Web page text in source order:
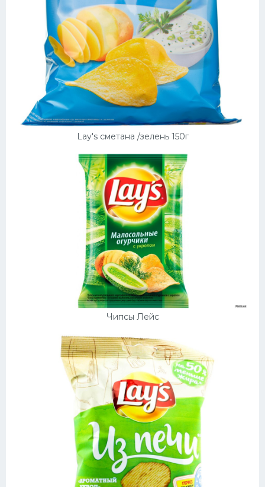
Lay's сметана /зелень 150г
Чипсы Лейс